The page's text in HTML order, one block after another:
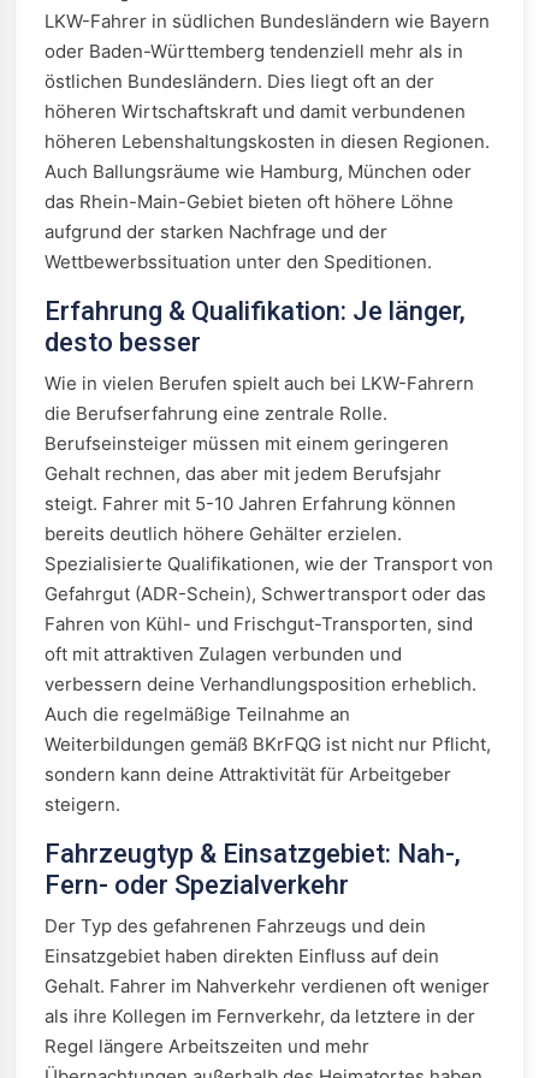
LKW-Fahrer in südlichen Bundesländern wie Bayern
oder Baden-Württemberg tendenziell mehr als in
östlichen Bundesländern. Dies liegt oft an der
höheren Wirtschaftskraft und damit verbundenen
höheren Lebenshaltungskosten in diesen Regionen.
Auch Ballungsräume wie Hamburg, München oder
das Rhein-Main-Gebiet bieten oft höhere Löhne
aufgrund der starken Nachfrage und der
Wettbewerbssituation unter den Speditionen.
Erfahrung & Qualifikation: Je länger,
desto besser
Wie in vielen Berufen spielt auch bei LKW-Fahrern
die Berufserfahrung eine zentrale Rolle.
Berufseinsteiger müssen mit einem geringeren
Gehalt rechnen, das aber mit jedem Berufsjahr
steigt. Fahrer mit 5-10 Jahren Erfahrung können
bereits deutlich höhere Gehälter erzielen.
Spezialisierte Qualifikationen, wie der Transport von
Gefahrgut (ADR-Schein), Schwertransport oder das
Fahren von Kühl- und Frischgut-Transporten, sind
oft mit attraktiven Zulagen verbunden und
verbessern deine Verhandlungsposition erheblich.
Auch die regelmäßige Teilnahme an
Weiterbildungen gemäß BKrFQG ist nicht nur Pflicht,
sondern kann deine Attraktivität für Arbeitgeber
steigern.
Fahrzeugtyp & Einsatzgebiet: Nah-,
Fern- oder Spezialverkehr
Der Typ des gefahrenen Fahrzeugs und dein
Einsatzgebiet haben direkten Einfluss auf dein
Gehalt. Fahrer im Nahverkehr verdienen oft weniger
als ihre Kollegen im Fernverkehr, da letztere in der
Regel längere Arbeitszeiten und mehr